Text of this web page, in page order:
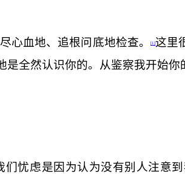
心血地、追根问底地检查。[1] 这里
是全然认识你的。从鉴察我开始
忧虑是因为认为没有别人注意